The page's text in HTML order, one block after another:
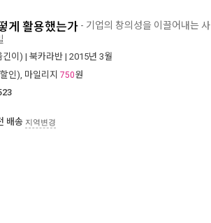
게 활용했는가 - 기업의 창의성을 이끌어내는 사
긴이) | 북카라반 | 2015년 3월
할인), 마일리지 750원
배송 지역변경